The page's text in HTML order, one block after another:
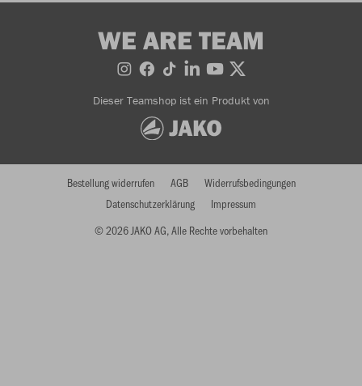
WE ARE TEAM
Dieser Teamshop ist ein Produkt von
© 2026 JAKO AG, Alle Rechte vorbehalten
Bestellung widerrufen AGB
Widerrufsbedingungen
Datenschutzerklärung
Impressum